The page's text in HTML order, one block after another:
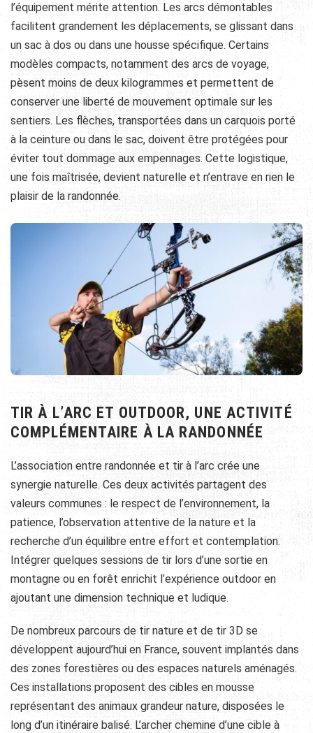
l’équipement mérite attention. Les arcs démontables
facilitent grandement les déplacements, se glissant dans
un sac à dos ou dans une housse spécifique. Certains
modèles compacts, notamment des arcs de voyage,
pèsent moins de deux kilogrammes et permettent de
conserver une liberté de mouvement optimale sur les
sentiers. Les flèches, transportées dans un carquois porté
à la ceinture ou dans le sac, doivent être protégées pour
éviter tout dommage aux empennages. Cette logistique,
une fois maîtrisée, devient naturelle et n’entrave en rien le
plaisir de la randonnée.
TIR À L’ARC ET OUTDOOR, UNE ACTIVITÉ
COMPLÉMENTAIRE À LA RANDONNÉE
L’association entre randonnée et tir à l’arc crée une
synergie naturelle. Ces deux activités partagent des
valeurs communes : le respect de l’environnement, la
patience, l’observation attentive de la nature et la
recherche d’un équilibre entre effort et contemplation.
Intégrer quelques sessions de tir lors d’une sortie en
montagne ou en forêt enrichit l’expérience outdoor en
ajoutant une dimension technique et ludique.
De nombreux parcours de tir nature et de tir 3D se
développent aujourd’hui en France, souvent implantés dans
des zones forestières ou des espaces naturels aménagés.
Ces installations proposent des cibles en mousse
représentant des animaux grandeur nature, disposées le
long d’un itinéraire balisé. L’archer chemine d’une cible à